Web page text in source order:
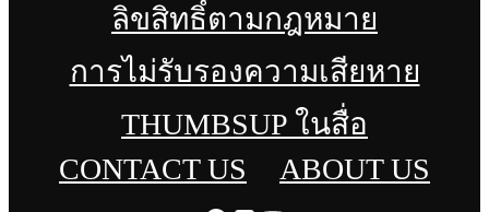
ลิขสิทธิ์ตามกฎหมาย
การไม่รับรองความเสียหาย
THUMBSUP ในสื่อ
CONTACT US
ABOUT US